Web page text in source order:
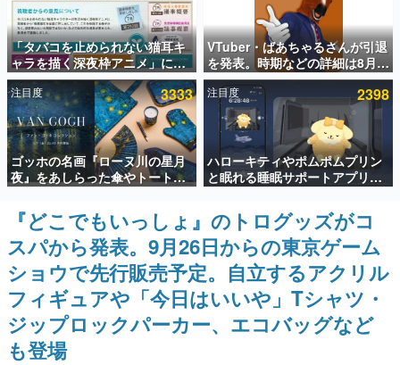
ゲームの企画書
名作ゲームクリエイターの方々に製作時のエピソードをお
聞きし、ヒットする企画（ゲーム）とは何か？を探ってい
きます。
赫本
この物語を解いてはいけない。『赫本』は、〈試験問題〉
の形をした短編ホラー小説集です。
新世代に訊く
これからのデジタルゲーム市場を担う若きクリエイター達
の姿を追い、彼らのルーツと情熱を探っていきます。
ゲーム世代の作家たち
ゲームに多大な影響を受けた作家さんに取材し、ゲームが
日本のコンテンツ産業やカルチャーに与えた影響を探る企
画です。
日本モバイルゲーム産業史
日本のモバイルゲーム史における主要なトピック・タイト
ルを網羅するほか、開発者へのインタビューや識者による
解説を掲載。約20年の歴史が一望できる決定版！
「タバコを止められない猫耳キ
ャラを描く深夜枠アニメ」に視
聴者の一部から批判意見。違法
薬物の使用と思しき描写も含め
て、BPOが議論を交わす
VTuber・ばあちゃるさんが引退
を発表。時期などの詳細は8月9
日15時からの配信で説明
注目度 3333
ゴッホの名画『ローヌ川の星月
夜』をあしらった傘やトートバ
ッグなどが登場。8月7日21時よ
り2日間限定で予約販売
注目度 2398
ハローキティやポムポムプリン
と眠れる睡眠サポートアプリ
『ゆめたび』が配信中。キャラ
ごとのASMRや目覚ましアラー
ムも搭載
『どこでもいっしょ』のトログッズがコ
スパから発表。9月26日からの東京ゲーム
ショウで先行販売予定。自立するアクリル
フィギュアや「今日はいいや」Tシャツ・
ジップロックパーカー、エコバッグなど
も登場